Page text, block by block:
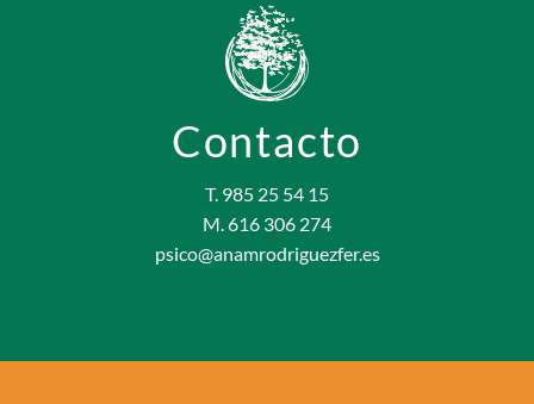
Contacto
T. 985 25 54 15
M. 616 306 274
psico@anamrodriguezfer.es